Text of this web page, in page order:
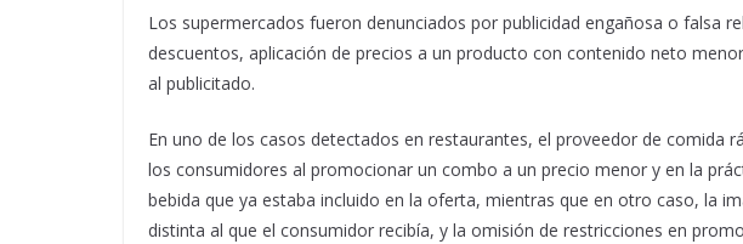
Los supermercados fueron denunciados por publicidad engañosa o falsa
descuentos, aplicación de precios a un producto con contenido neto
al publicitado.
En uno de los casos detectados en restaurantes, el proveedor de comida
los consumidores al promocionar un combo a un precio menor y en la
bebida que ya estaba incluido en la oferta, mientras que en otro caso, la
distinta al que el consumidor recibía, y la omisión de restricciones en